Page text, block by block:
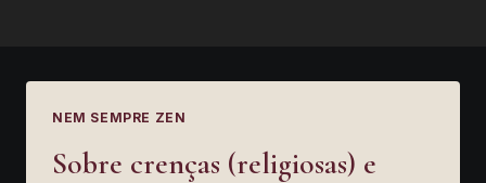
NEM SEMPRE ZEN
Sobre crenças (religiosas) e